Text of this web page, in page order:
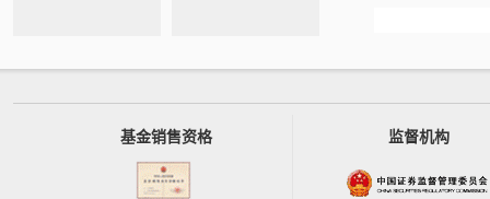
基金销售资格 监督机构